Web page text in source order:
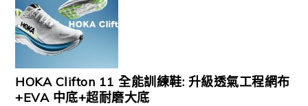
HOKA Clifton 11 全能訓練鞋: 升級透氣工程網布
+EVA 中底+超耐磨大底